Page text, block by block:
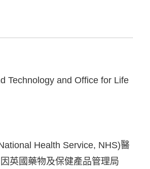
Technology and Office for Life
Health Service, NHS)醫
英國藥物及保健產品管理局